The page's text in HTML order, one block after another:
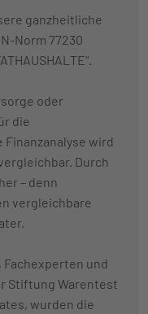
ganzheitliche
Norm 77230
oder
die
Finanzanalyse wird
Durch
– denn
vergleichbare
und
Stiftung Warentest
wurden die